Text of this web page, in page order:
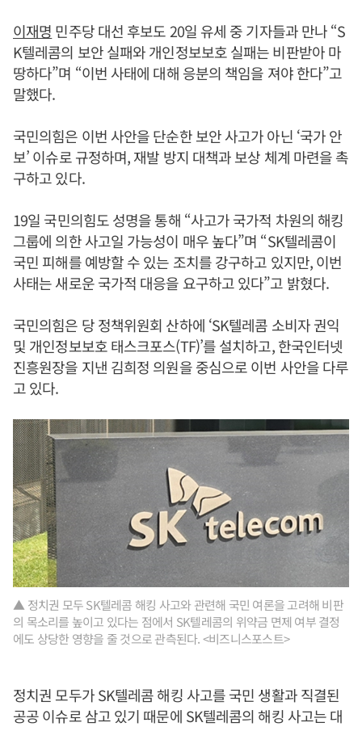
이재명 민주당 대선 후보도 20일 유세 중 기자들과 만나 “S
K텔레콤의 보안 실패와 개인정보보호 실패는 비판받아 마
땅하다”며 “이번 사태에 대해 응분의 책임을 져야 한다”고
말했다.
국민의힘은 이번 사안을 단순한 보안 사고가 아닌 ‘국가 안
보’ 이슈로 규정하며, 재발 방지 대책과 보상 체계 마련을 촉
구하고 있다.
19일 국민의힘도 성명을 통해 “사고가 국가적 차원의 해킹
그룹에 의한 사고일 가능성이 매우 높다”며 “SK텔레콤이
국민 피해를 예방할 수 있는 조치를 강구하고 있지만, 이번
사태는 새로운 국가적 대응을 요구하고 있다”고 밝혔다.
국민의힘은 당 정책위원회 산하에 ‘SK텔레콤 소비자 권익
및 개인정보보호 태스크포스(TF)’를 설치하고, 한국인터넷
진흥원장을 지낸 김희정 의원을 중심으로 이번 사안을 다루
고 있다.
▲ 정치권 모두 SK텔레콤 해킹 사고와 관련해 국민 여론을 고려해 비판
의 목소리를 높이고 있다는 점에서 SK텔레콤의 위약금 면제 여부 결정
에도 상당한 영향을 줄 것으로 관측된다. <비즈니스포스트>
정치권 모두가 SK텔레콤 해킹 사고를 국민 생활과 직결된
공공 이슈로 삼고 있기 때문에 SK텔레콤의 해킹 사고는 대